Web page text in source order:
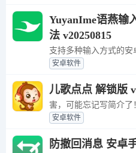
YuyanIme语燕输
法 v20250815
支持多种输入方式的安
安卓软件
儿歌点点 解锁版
害，可能忘记写简介了
安卓软件
防撤回消息 安卓